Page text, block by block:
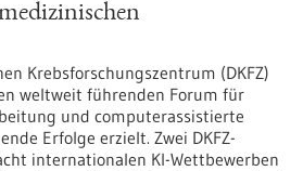
Krebsforschungszentrum (DKFZ)
weltweit führenden Forum für
und computerassistierte
Erfolge erzielt. Zwei DKFZ-
internationalen KI-Wettbewerben